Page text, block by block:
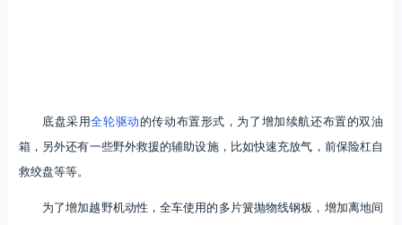
底盘采用全轮驱动的传动布置形式，为了增加续航还布置的双油
箱，另外还有一些野外救援的辅助设施，比如快速充放气，前保险杠自
救绞盘等等。
为了增加越野机动性，全车使用的多片簧抛物线钢板，增加离地间